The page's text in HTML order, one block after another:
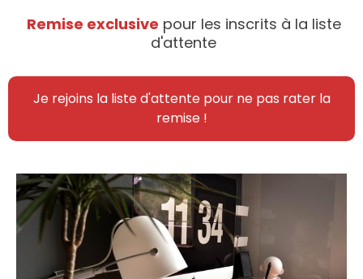
Remise exclusive pour les inscrits à la liste
d'attente
Je rejoins la liste d'attente pour ne pas rater la
remise !